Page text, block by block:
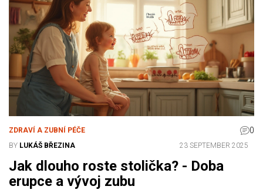
ZDRAVÍ A ZUBNÍ PÉČE 0
BY LUKÁŠ BŘEZINA 23 SEPTEMBER 2025
Jak dlouho roste stolička? - Doba
erupce a vývoj zubu